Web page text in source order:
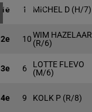
4 meeting(s)
1e 1 MICHEL D (H/7)
2e 10WIM HAZELAAR
(R/6)
3e 6
LOTTE FLEVO
(M/6)
4e 9 KOLK P (R/8)